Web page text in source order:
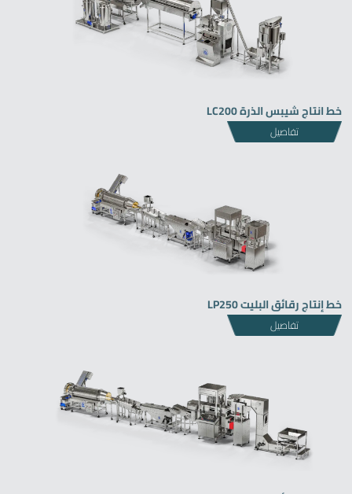
خط انتاج شيبس الذرة LC200
تفاصيل
خط إنتاج رقائق البليت LP250
تفاصيل